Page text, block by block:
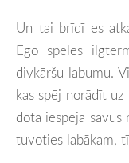
Un tai brīdī es
Ego spēles
divkāršu labumu.
kas spēj norādīt
dota iespēja savus
tuvoties labākam,